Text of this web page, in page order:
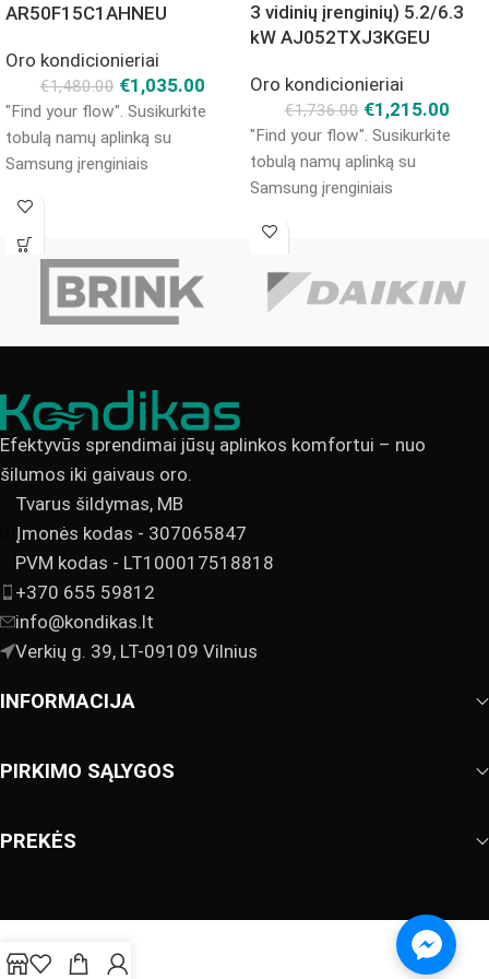
AR50F15C1AHNEU
Oro kondicionieriai
€1,480.00 €1,035.00
"Find your flow". Susikurkite
tobulą namų aplinką su
Samsung įrenginiais
3 vidinių įrenginių) 5.2/6.3
kW AJ052TXJ3KGEU
Oro kondicionieriai
€1,736.00 €1,215.00
"Find your flow". Susikurkite
tobulą namų aplinką su
Samsung įrenginiais
Efektyvūs sprendimai jūsų aplinkos komfortui – nuo
šilumos iki gaivaus oro.
Tvarus šildymas, MB
Įmonės kodas - 307065847
PVM kodas - LT100017518818
+370 655 59812
info@kondikas.lt
Verkių g. 39, LT-09109 Vilnius
INFORMACIJA
PIRKIMO SĄLYGOS
PREKĖS